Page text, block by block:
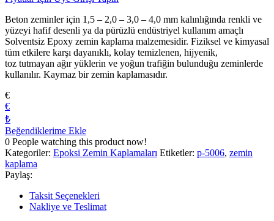
Beton zeminler için 1,5 – 2,0 – 3,0 – 4,0 mm kalınlığında renkli ve
yüzeyi hafif desenli ya da pürüzlü endüstriyel kullanım amaçlı
Solventsiz Epoxy zemin kaplama malzemesidir. Fiziksel ve kimyasal
tüm etkilere karşı dayanıklı, kolay temizlenen, hijyenik,
toz tutmayan ağır yüklerin ve yoğun trafiğin bulunduğu zeminlerde
kullanılır. Kaymaz bir zemin kaplamasıdır.
€
€
₺
Beğendiklerime Ekle
0 People watching this product now!
Kategoriler: Epoksi Zemin Kaplamaları Etiketler: p-5006, zemin
kaplama
Paylaş:
Taksit Seçenekleri
Nakliye ve Teslimat